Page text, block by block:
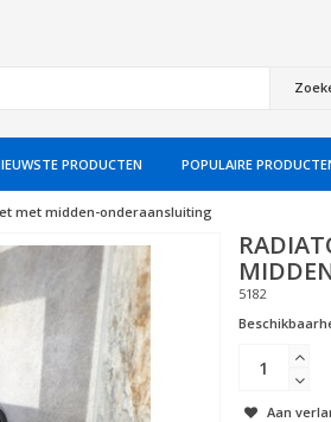
PRODUCTEN POPULAIRE
met midden-onderaansluiting
5182
Aan